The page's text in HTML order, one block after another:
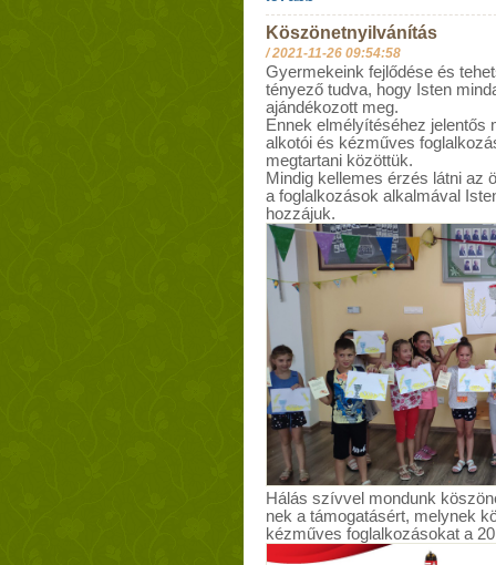
Köszönetnyilvánítás
/2021-11-26 09:54:58
Gyermekeink fejlődése és
tényező tudva, hogy Isten
ajándékozott meg.
Ennek elmélyítéséhez jelentős
alkotói és kézműves
megtartani közöttük.
Mindig kellemes érzés látni az
a foglalkozások alkalmával
hozzájuk.
Hálás szívvel mondunk
nek a támogatásért, melynek
kézműves foglalkozásokat a